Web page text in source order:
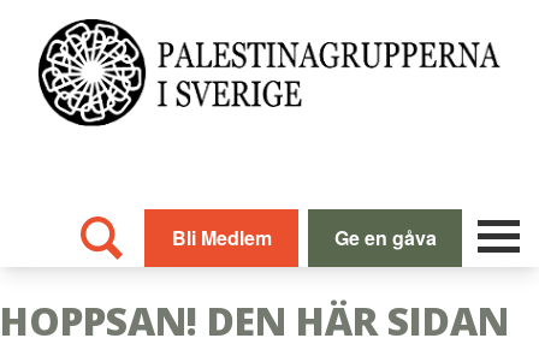
content
Bli Medlem Ge en gåva
HOPPSAN! DEN HÄR SIDAN